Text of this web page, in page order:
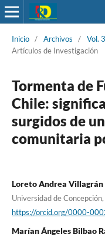
Inicio / Archivos / Vol.
Artículos de Investigación
Tormenta de
Chile:
surgidos de
comunitaria
Loreto Andrea Villagrán
Universidad de
https://orcid.org/0000-
Marían Ángeles Bilbao